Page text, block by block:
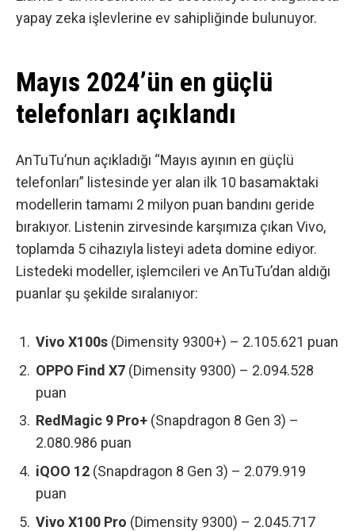
yapay zeka işlevlerine ev sahipliğinde bulunuyor.
Mayıs 2024’ün en güçlü
telefonları açıklandı
AnTuTu’nun açıkladığı “Mayıs ayının en güçlü
telefonları” listesinde yer alan ilk 10 basamaktaki
modellerin tamamı 2 milyon puan bandını geride
bırakıyor. Listenin zirvesinde karşımıza çıkan Vivo,
toplamda 5 cihazıyla listeyi adeta domine ediyor.
Listedeki modeller, işlemcileri ve AnTuTu’dan aldığı
puanlar şu şekilde sıralanıyor:
Vivo X100s (Dimensity 9300+) – 2.105.621 puan
OPPO Find X7 (Dimensity 9300) – 2.094.528
puan
RedMagic 9 Pro+ (Snapdragon 8 Gen 3) –
2.080.986 puan
iQOO 12 (Snapdragon 8 Gen 3) – 2.079.919
puan
Vivo X100 Pro (Dimensity 9300) – 2.045.717